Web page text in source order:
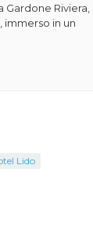
Gardone Riviera,
immerso in un
Lido